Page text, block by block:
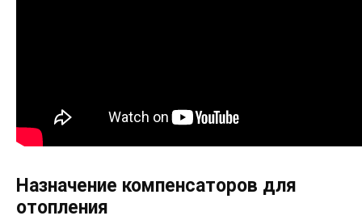
Назначение компенсаторов для
отопления